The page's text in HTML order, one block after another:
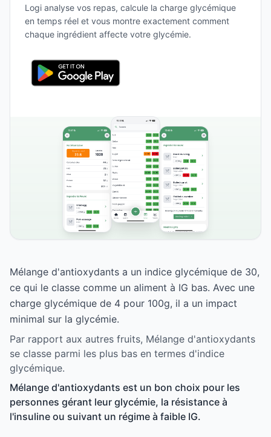
Logi analyse vos repas, calcule la charge glycémique
en temps réel et vous montre exactement comment
chaque ingrédient affecte votre glycémie.
Mélange d'antioxydants a un indice glycémique de 30,
ce qui le classe comme un aliment à IG bas. Avec une
charge glycémique de 4 pour 100g, il a un impact
minimal sur la glycémie.
Par rapport aux autres fruits, Mélange d'antioxydants
se classe parmi les plus bas en termes d'indice
glycémique.
Mélange d'antioxydants est un bon choix pour les
personnes gérant leur glycémie, la résistance à
l'insuline ou suivant un régime à faible IG.